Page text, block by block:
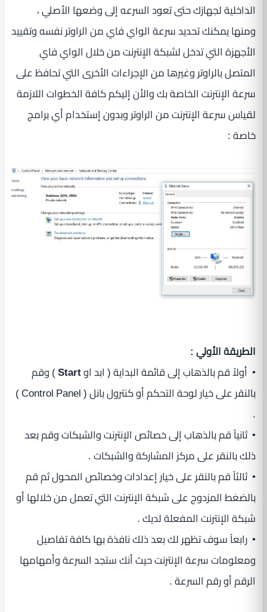
الداخلية لجهازك حتى تعود السرعه إلى وضعها الأصلي ،
ومنها يمكنك تحديد سرعة الواي فاي من الراوتر نفسه وتقييد
الأجهزة التي تدخل لشبكة الإنترنت من خلال الواي فاي
المتصل بالراوتر وغيرها من الإجراءات الأخرى التي تحافظ على
سرعة الإنترنت الخاصة بك والأن إليكم كافة الخطوات اللازمة
لقياس سرعة الإنترنت من الراوتر وبدون إستخدام أي برامج
خاصة :
الطريقة الأولي :
• أولاً قم بالذهاب إلى قائمة البداية ( ابد اوStart) وقم
بالنقر على خيار لوحة التحكم أو كنترول بانل ( Control Panel )
.
• ثانياً قم بالذهاب إلى خصائص الإنترنت والشبكات وقم بعد
ذلك بالنقر على مركز المشاركة والشبكات .
• ثالثاً قم بالنقر على خيار إعدادات وخصائص المحول ثم قم
بالضغط المزدوج على شبكة الإنترنت التي تعمل من خلالها أو
شبكة الإنترنت المفعلة لديك .
• رابعاً سوف تظهر لك بعد ذلك نافذة بها كافة تفاصيل
ومعلومات سرعة الإنترنت حيث أنك ستجد السرعة وأمهامها
الرقم أو رقم السرعة .